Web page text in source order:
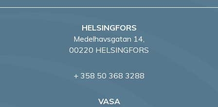
i
HELSINGFORS
Medelhavsgatan 14,
00220 HELSINGFORS
+ 358 50 368 3288
VASA